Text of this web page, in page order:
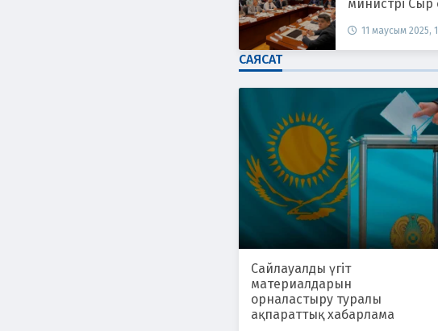
министрі Сыр
11 маусым 2025,
САЯСАТ
Сайлауалды үгіт
материалдарын
орналастыру туралы
ақпараттық хабарлама